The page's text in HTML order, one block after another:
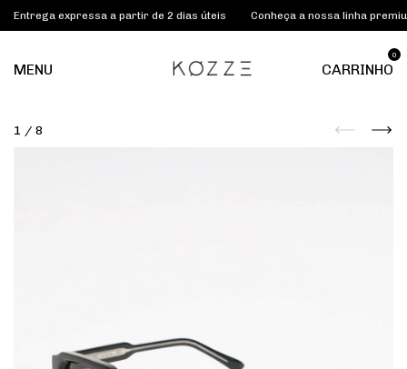
expressa a partir de 2 dias úteis Conheça a nossa linha premium
MENU CARRINHO
0
1 / 8